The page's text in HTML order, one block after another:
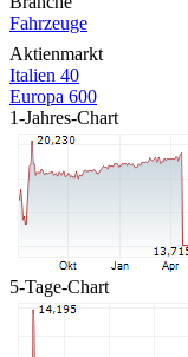
Fahrzeuge
Aktienmarkt
Italien 40
Europa 600
1-Jahres-Chart
5-Tage-Chart